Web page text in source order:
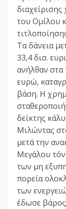
του Ομίλου
Τα δάνεια
33,4 δισ.
ανήλθαν στα
ευρώ,
βάση. Η
δείκτης
Μιλώντας
μετά την
Μεγάλου
των μη
πορεία
των
έδωσε